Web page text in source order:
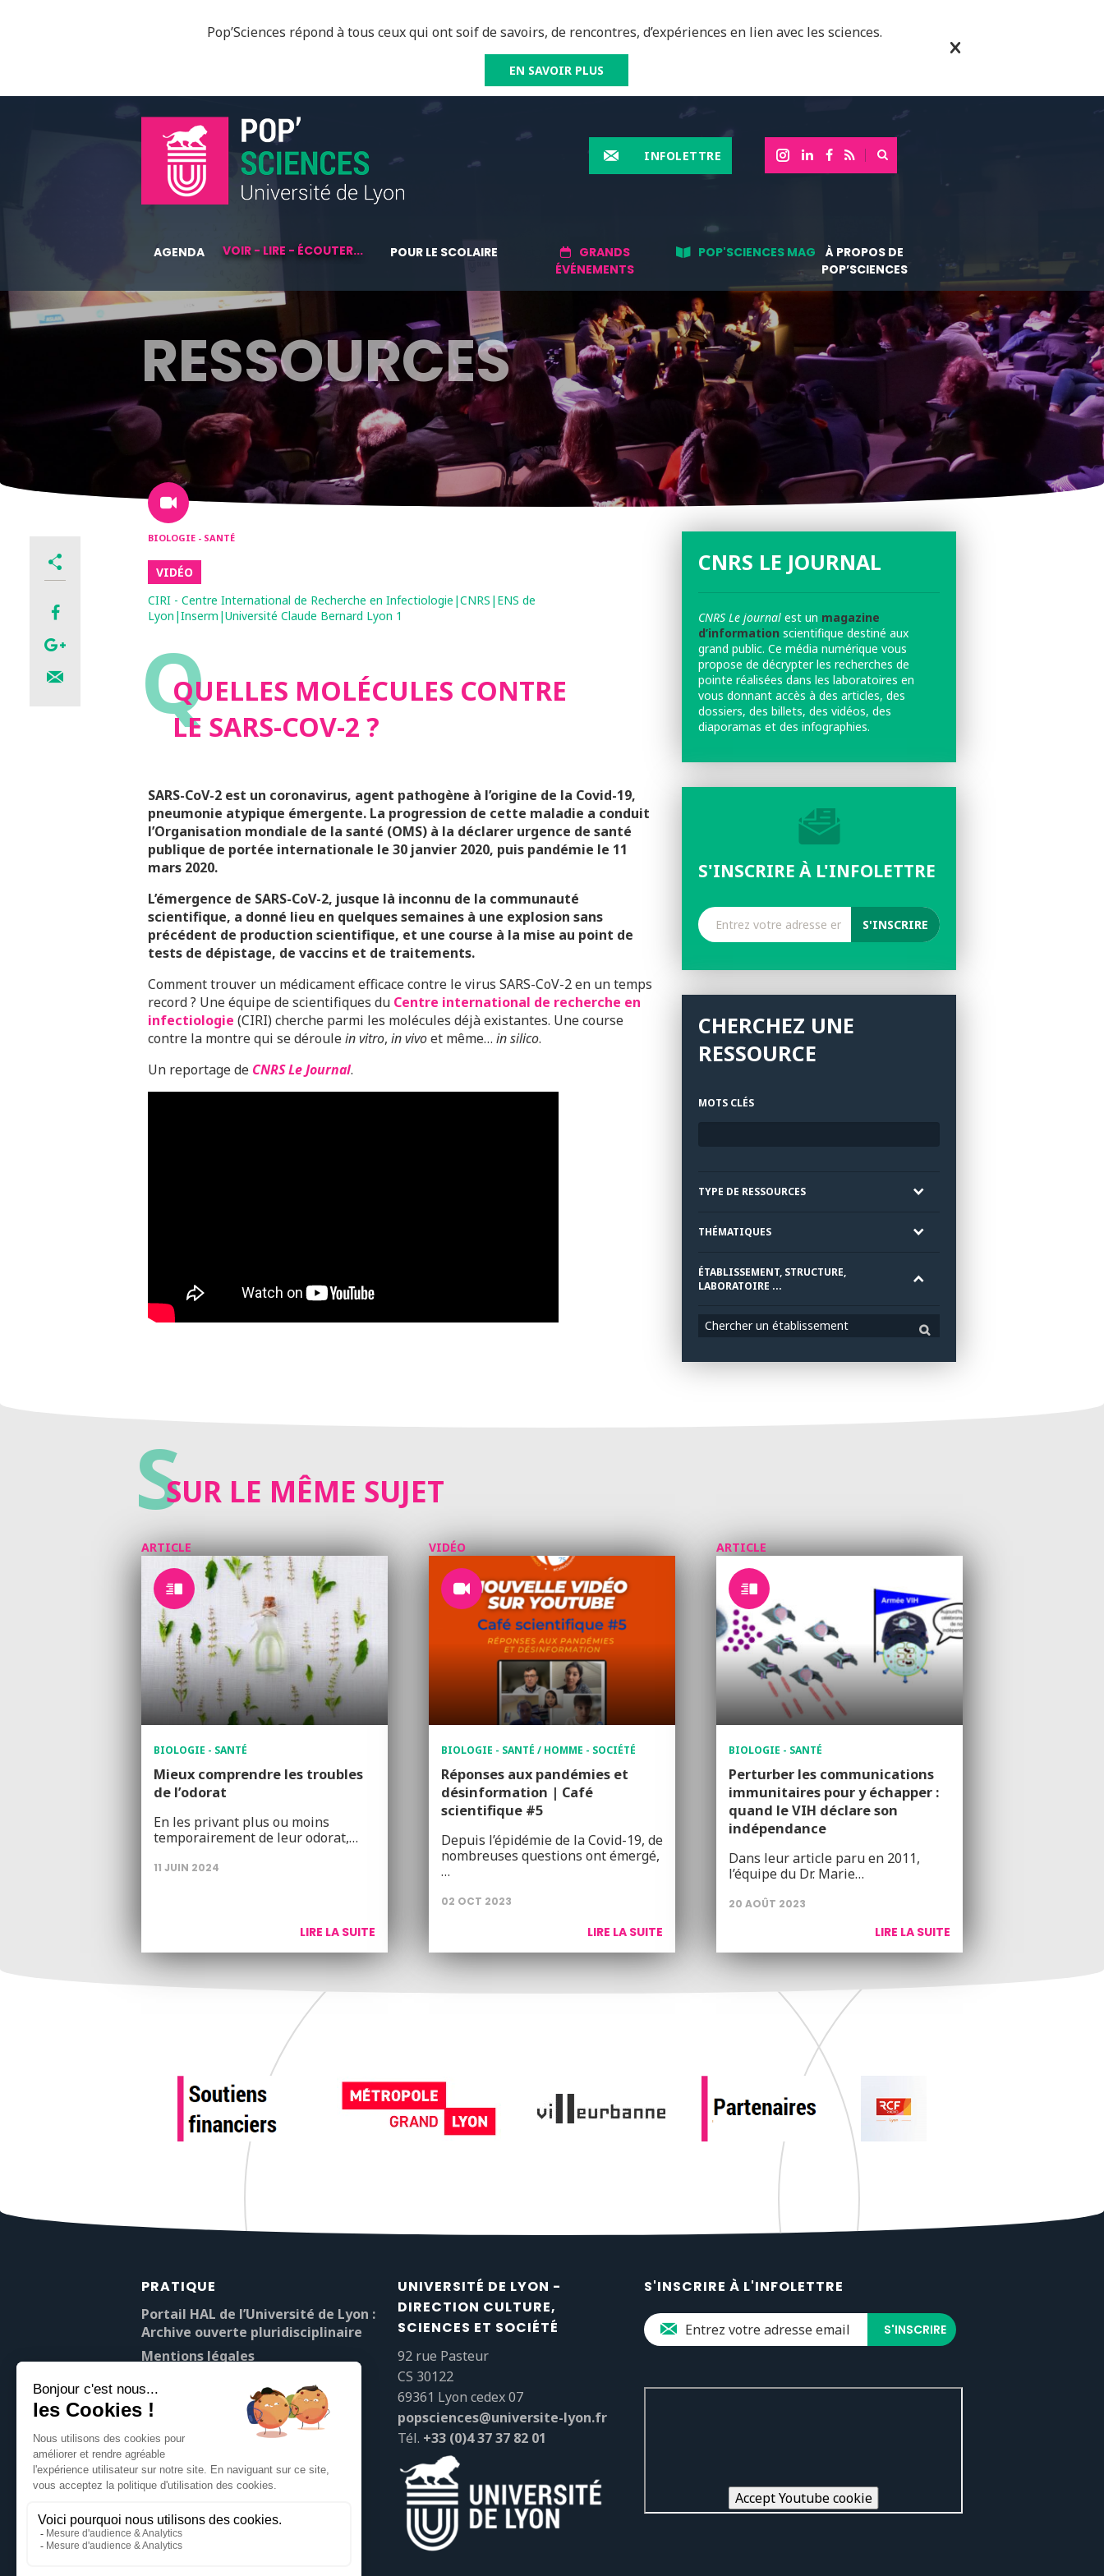
Pop’Sciences répond à tous ceux qui ont soif de savoirs, de rencontres, d’expériences en lien avec les sciences.
EN SAVOIR PLUS
INFOLETTRE
AGENDA VOIR - LIRE - ÉCOUTER... POUR LE SCOLAIRE
GRANDS
ÉVÉNEMENTS
POP'SCIENCES MAG
À PROPOS DE
POP’SCIENCES
RESSOURCES
BIOLOGIE - SANTÉ
VIDÉO
CIRI - Centre International de Recherche en Infectiologie|CNRS|ENS de
Lyon|Inserm|Université Claude Bernard Lyon 1
QQUELLES MOLÉCULES CONTRE
LE SARS-COV-2 ?
SARS-CoV-2 est un coronavirus, agent pathogène à l’origine de la Covid-19,
pneumonie atypique émergente. La progression de cette maladie a conduit
l’Organisation mondiale de la santé (OMS) à la déclarer urgence de santé
publique de portée internationale le 30 janvier 2020, puis pandémie le 11
mars 2020.
L’émergence de SARS-CoV-2, jusque là inconnu de la communauté
scientifique, a donné lieu en quelques semaines à une explosion sans
précédent de production scientifique, et une course à la mise au point de
tests de dépistage, de vaccins et de traitements.
Comment trouver un médicament efficace contre le virus SARS-CoV-2 en un temps
record ? Une équipe de scientifiques du Centre international de recherche en
infectiologie (CIRI) cherche parmi les molécules déjà existantes. Une course
contre la montre qui se déroulein vitro, in vivoet même… in silico.
Un reportage de CNRS Le Journal.
CNRS LE JOURNAL
CNRS Le journal est un magazine
d’information scientifique destiné aux
grand public. Ce média numérique vous
propose de décrypter les recherches de
pointe réalisées dans les laboratoires en
vous donnant accès à des articles, des
dossiers, des billets, des vidéos, des
diaporamas et des infographies.
S'INSCRIRE À L'INFOLETTRE
CHERCHEZ UNE
RESSOURCE
MOTS CLÉS
TYPE DE RESSOURCES
THÉMATIQUES
ÉTABLISSEMENT, STRUCTURE,
LABORATOIRE ...
Chercher un établissement
SSUR LE MÊME SUJET
ARTICLE
BIOLOGIE - SANTÉ
Mieux comprendre les troubles
de l’odorat
En les privant plus ou moins
temporairement de leur odorat,…
11 JUIN 2024
LIRE LA SUITE
VIDÉO
BIOLOGIE - SANTÉ / HOMME - SOCIÉTÉ
Réponses aux pandémies et
désinformation | Café
scientifique #5
Depuis l’épidémie de la Covid-19, de
nombreuses questions ont émergé,
…
02 OCT 2023
LIRE LA SUITE
ARTICLE
BIOLOGIE - SANTÉ
Perturber les communications
immunitaires pour y échapper :
quand le VIH déclare son
indépendance
Dans leur article paru en 2011,
l’équipe du Dr. Marie…
20 AOÛT 2023
LIRE LA SUITE
PRATIQUE
Portail HAL de l’Université de Lyon :
Archive ouverte pluridisciplinaire
Mentions légales
Contact
UNIVERSITÉ DE LYON -
DIRECTION CULTURE,
SCIENCES ET SOCIÉTÉ
92 rue Pasteur
CS 30122
69361 Lyon cedex 07
popsciences@universite-lyon.fr
Tél. +33 (0)4 37 37 82 01
S'INSCRIRE À L'INFOLETTRE
Accept Youtube cookie